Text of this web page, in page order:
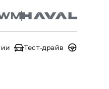
Тест-драйв